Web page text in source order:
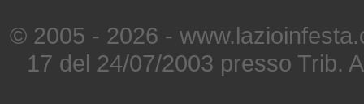
© 2005 - 2026 -
17 del 24/07/2003 presso Trib.